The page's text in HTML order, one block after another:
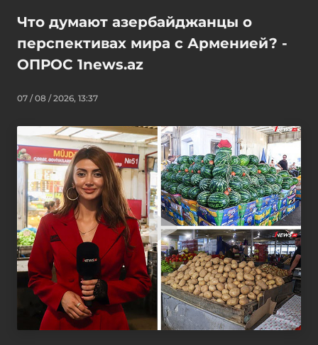
Что думают азербайджанцы о
перспективах мира с Арменией? -
ОПРОС 1news.az
07 / 08 / 2026, 13:37